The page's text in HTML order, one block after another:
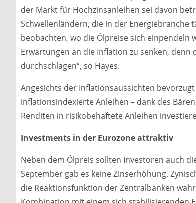
der Markt für Hochzinsanleihen sei davon
Schwellenländern, die in der Energiebranche
beobachten, wo die Ölpreise sich einpendeln
Erwartungen an die Inflation zu senken,
durchschlagen“, so Hayes.
Angesichts der Inflationsaussichten
inflationsindexierte Anleihen – dank des
Renditen in risikobehaftete Anleihen
Investments in der Eurozone attraktiv
Neben dem Ölpreis sollten Investoren auch
September gab es keine Zinserhöhung.
die Reaktionsfunktion der Zentralbanken